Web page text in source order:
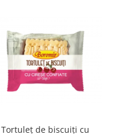
Tortuleț de biscuiți cu